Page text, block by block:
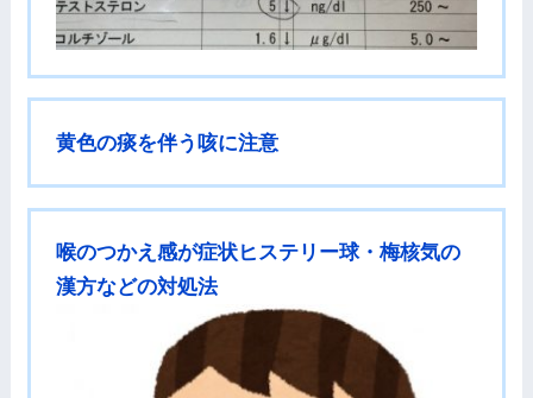
黄色の痰を伴う咳に注意
喉のつかえ感が症状ヒステリー球・梅核気の
漢方などの対処法